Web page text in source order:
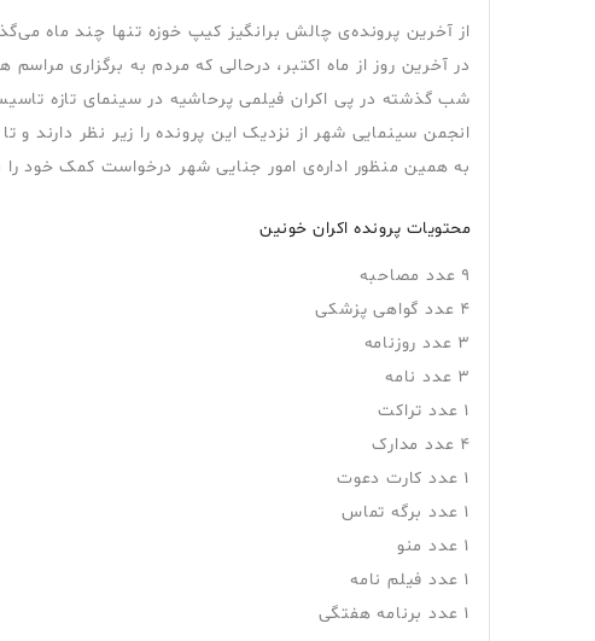
از آخرین پرونده‌ی چالش برانگیز کیپ خوزه تنها چند ماه
در آخرین روز از ماه اکتبر، درحالی که مردم به برگزاری
شب گذشته در پی اکران فیلمی پرحاشیه در سینمای تازه
انجمن سینمایی شهر از نزدیک این پرونده را زیر نظر دارند
به همین منظور اداره‌ی امور جنایی شهر درخواست کمک خود
محتویات پرونده اکران خونین
9 عدد مصاحبه
4 عدد گواهی پزشکی
3 عدد روزنامه
3 عدد نامه
1 عدد تراکت
4 عدد مدارک
1 عدد کارت دعوت
1 عدد برگه تماس
1 عدد منو
1 عدد فیلم نامه
1 عدد برنامه هفتگی